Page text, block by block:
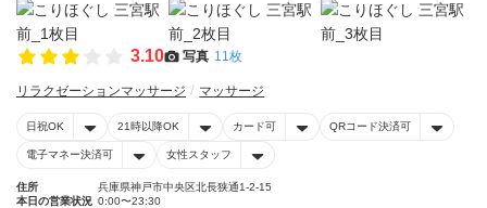
3.10 写真 11枚
リラクゼーションマッサージ マッサージ
日祝OK 21時以降OK カード可 QRコード決済可
電子マネー決済可 女性スタッフ
住所
兵庫県神戸市中央区北長狭通1-2-15
本日の営業状況 0:00〜23:30